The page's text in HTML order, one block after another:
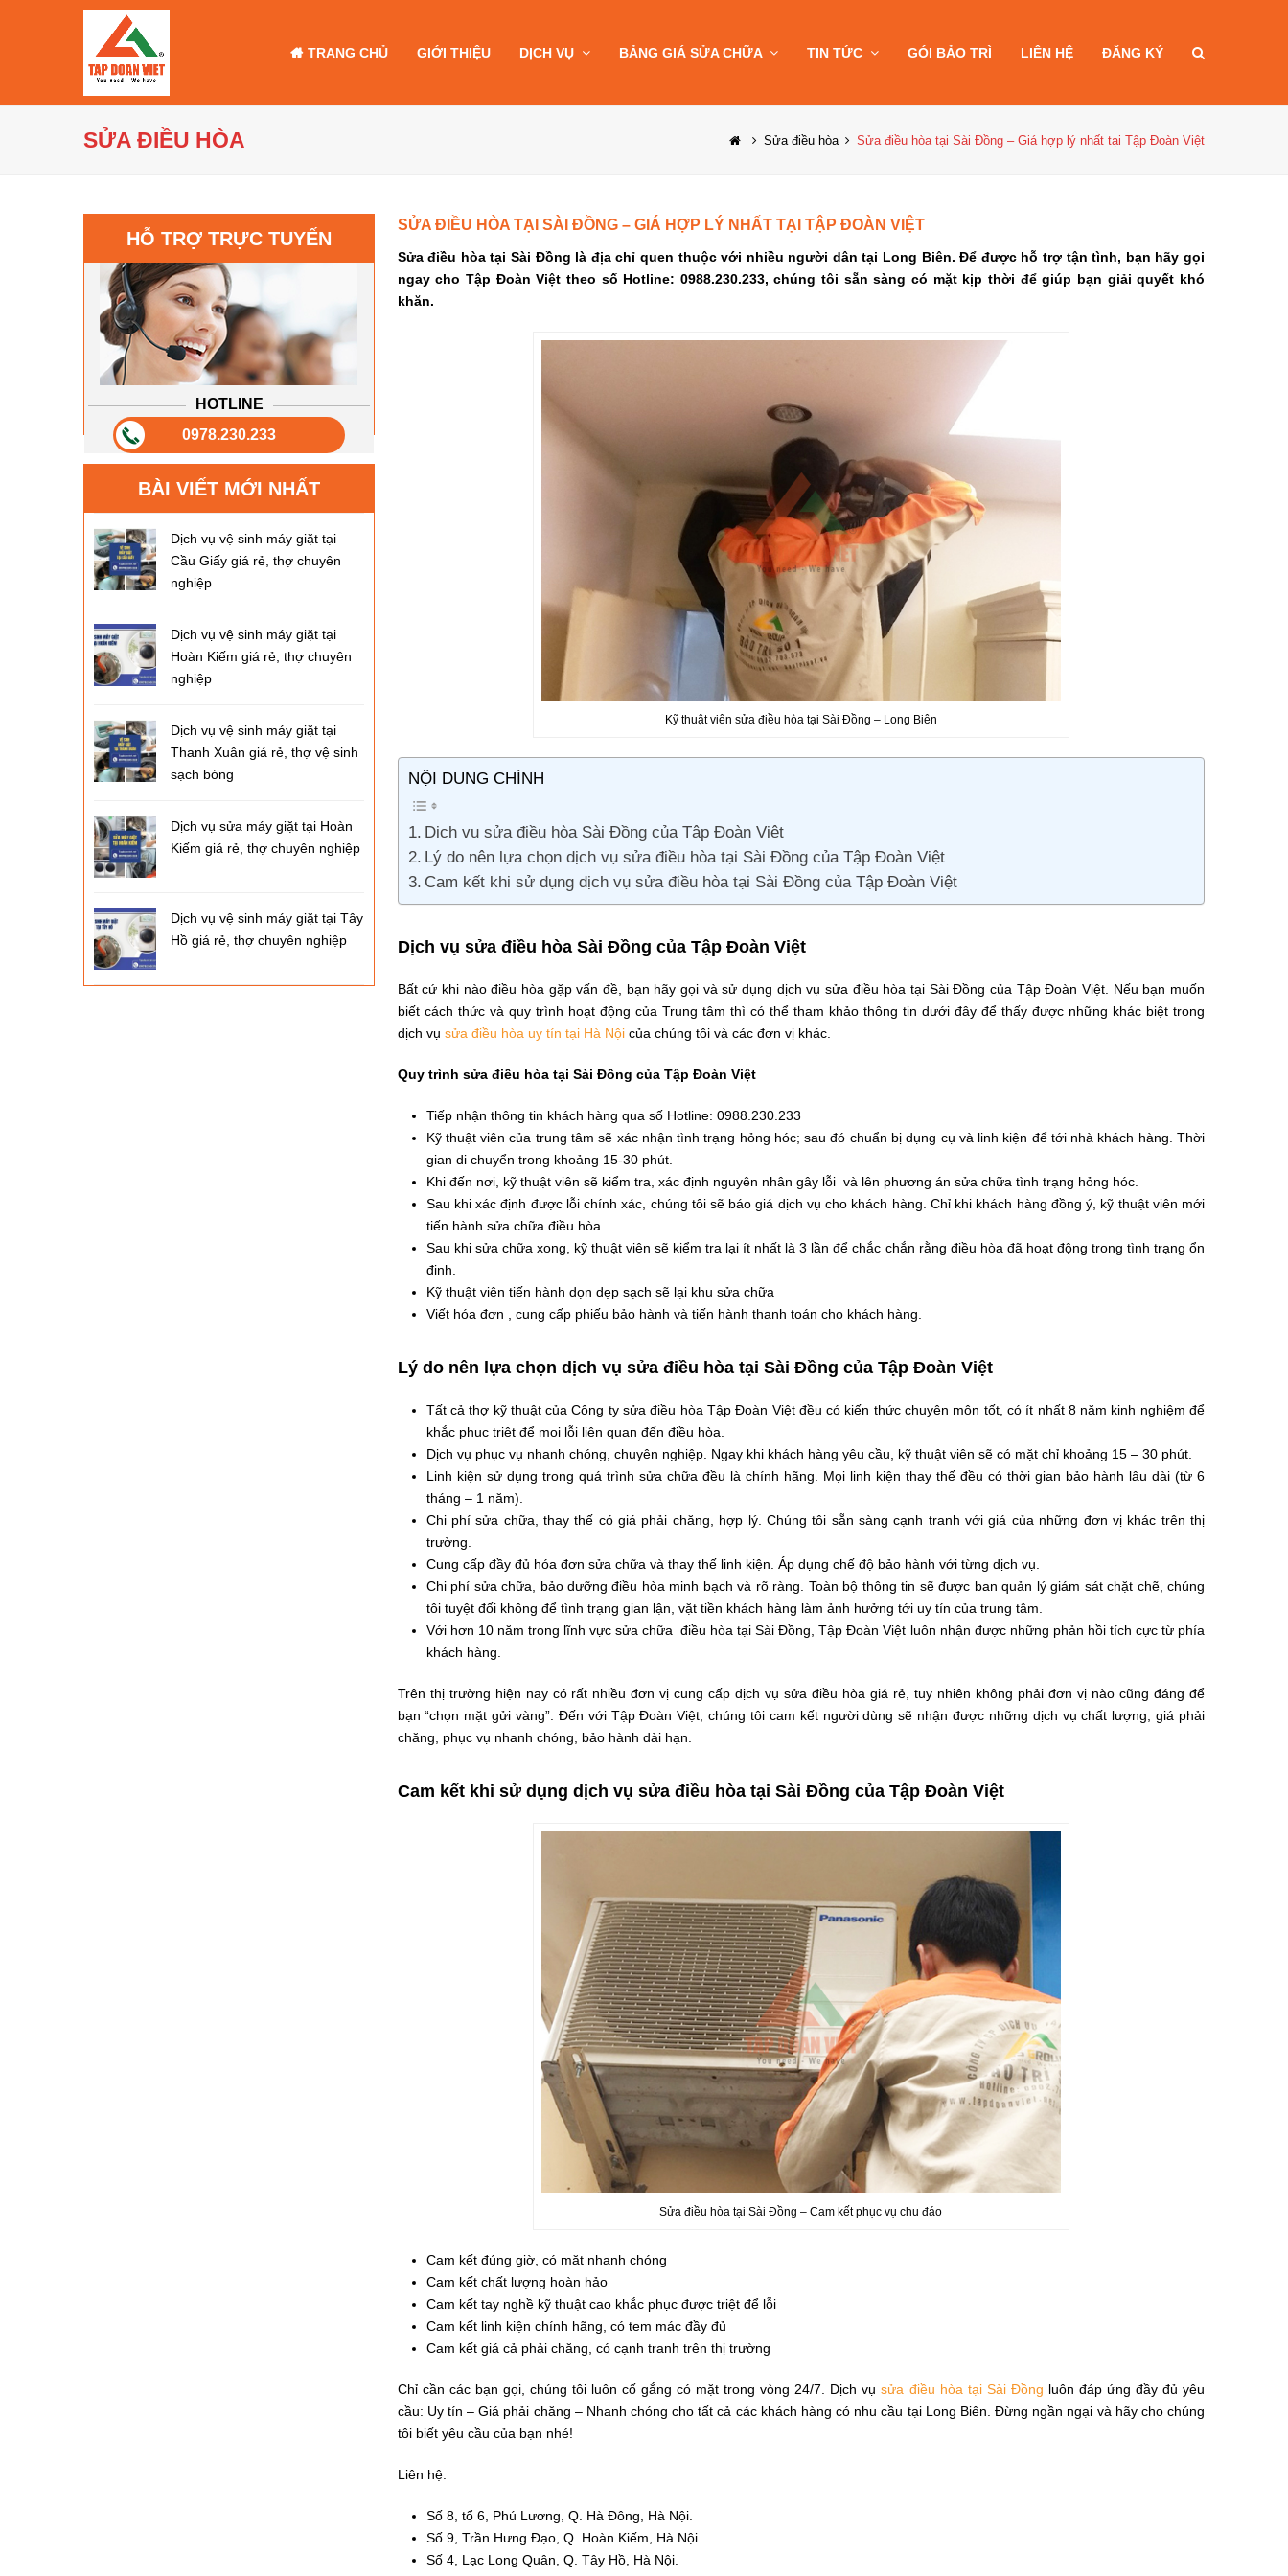
TRANG CHỦ GIỚI THIỆU DỊCH VỤ BẢNG GIÁ SỬA CHỮA TIN TỨC GÓI BẢO TRÌ LIÊN HỆ ĐĂNG KÝ
SỬA ĐIỀU HÒA Sửa điều hòa Sửa điều hòa tại Sài Đồng – Giá hợp lý nhất tại Tập Đoàn Việt
SỬA ĐIỀU HÒA TẠI SÀI ĐỒNG – GIÁ HỢP LÝ NHẤT TẠI TẬP ĐOÀN VIỆT
Sửa điều hòa tại Sài Đồng là địa chỉ quen thuộc với nhiều người dân tại Long Biên. Để được hỗ trợ tận tình, bạn hãy gọi
ngay cho Tập Đoàn Việt theo số Hotline: 0988.230.233, chúng tôi sẵn sàng có mặt kịp thời để giúp bạn giải quyết khó
khăn.
Kỹ thuật viên sửa điều hòa tại Sài Đồng – Long Biên
NỘI DUNG CHÍNH
Dịch vụ sửa điều hòa Sài Đồng của Tập Đoàn Việt
Lý do nên lựa chọn dịch vụ sửa điều hòa tại Sài Đồng của Tập Đoàn Việt
Cam kết khi sử dụng dịch vụ sửa điều hòa tại Sài Đồng của Tập Đoàn Việt
Dịch vụ sửa điều hòa Sài Đồng của Tập Đoàn Việt
Bất cứ khi nào điều hòa gặp vấn đề, bạn hãy gọi và sử dụng dịch vụ sửa điều hòa tại Sài Đồng của Tập Đoàn Việt. Nếu bạn muốn
biết cách thức và quy trình hoạt động của Trung tâm thì có thể tham khảo thông tin dưới đây để thấy được những khác biệt trong
dịch vụ sửa điều hòa uy tín tại Hà Nộicủa chúng tôi và các đơn vị khác.
Quy trình sửa điều hòa tại Sài Đồng của Tập Đoàn Việt
Tiếp nhận thông tin khách hàng qua số Hotline: 0988.230.233
Kỹ thuật viên của trung tâm sẽ xác nhận tình trạng hỏng hóc; sau đó chuẩn bị dụng cụ và linh kiện để tới nhà khách hàng. Thời
gian di chuyển trong khoảng 15-30 phút.
Khi đến nơi, kỹ thuật viên sẽ kiểm tra, xác định nguyên nhân gây lỗi và lên phương án sửa chữa tình trạng hỏng hóc.
Sau khi xác định được lỗi chính xác, chúng tôi sẽ báo giá dịch vụ cho khách hàng. Chỉ khi khách hàng đồng ý, kỹ thuật viên mới
tiến hành sửa chữa điều hòa.
Sau khi sửa chữa xong, kỹ thuật viên sẽ kiểm tra lại ít nhất là 3 lần để chắc chắn rằng điều hòa đã hoạt động trong tình trạng ổn
định.
Kỹ thuật viên tiến hành dọn dẹp sạch sẽ lại khu sửa chữa
Viết hóa đơn , cung cấp phiếu bảo hành và tiến hành thanh toán cho khách hàng.
Lý do nên lựa chọn dịch vụ sửa điều hòa tại Sài Đồng của Tập Đoàn Việt
Tất cả thợ kỹ thuật của Công ty sửa điều hòa Tập Đoàn Việt đều có kiến thức chuyên môn tốt, có ít nhất 8 năm kinh nghiệm để
khắc phục triệt để mọi lỗi liên quan đến điều hòa.
Dịch vụ phục vụ nhanh chóng, chuyên nghiệp. Ngay khi khách hàng yêu cầu, kỹ thuật viên sẽ có mặt chỉ khoảng 15 – 30 phút.
Linh kiện sử dụng trong quá trình sửa chữa đều là chính hãng. Mọi linh kiện thay thế đều có thời gian bảo hành lâu dài (từ 6
tháng – 1 năm).
Chi phí sửa chữa, thay thế có giá phải chăng, hợp lý. Chúng tôi sẵn sàng cạnh tranh với giá của những đơn vị khác trên thị
trường.
Cung cấp đầy đủ hóa đơn sửa chữa và thay thế linh kiện. Áp dụng chế độ bảo hành với từng dịch vụ.
Chi phí sửa chữa, bảo dưỡng điều hòa minh bạch và rõ ràng. Toàn bộ thông tin sẽ được ban quản lý giám sát chặt chẽ, chúng
tôi tuyệt đối không để tình trạng gian lận, vặt tiền khách hàng làm ảnh hưởng tới uy tín của trung tâm.
Với hơn 10 năm trong lĩnh vực sửa chữa điều hòa tại Sài Đồng, Tập Đoàn Việt luôn nhận được những phản hồi tích cực từ phía
khách hàng.
Trên thị trường hiện nay có rất nhiều đơn vị cung cấp dịch vụ sửa điều hòa giá rẻ, tuy nhiên không phải đơn vị nào cũng đáng để
bạn “chọn mặt gửi vàng”. Đến với Tập Đoàn Việt, chúng tôi cam kết người dùng sẽ nhận được những dịch vụ chất lượng, giá phải
chăng, phục vụ nhanh chóng, bảo hành dài hạn.
Cam kết khi sử dụng dịch vụ sửa điều hòa tại Sài Đồng của Tập Đoàn Việt
Sửa điều hòa tại Sài Đồng – Cam kết phục vụ chu đáo
Cam kết đúng giờ, có mặt nhanh chóng
Cam kết chất lượng hoàn hảo
Cam kết tay nghề kỹ thuật cao khắc phục được triệt để lỗi
Cam kết linh kiện chính hãng, có tem mác đầy đủ
Cam kết giá cả phải chăng, có cạnh tranh trên thị trường
Chỉ cần các bạn gọi, chúng tôi luôn cố gắng có mặt trong vòng 24/7. Dịch vụsửa điều hòa tại Sài Đồng luôn đáp ứng đầy đủ yêu
cầu: Uy tín – Giá phải chăng – Nhanh chóng cho tất cả các khách hàng có nhu cầu tại Long Biên. Đừng ngần ngại và hãy cho chúng
tôi biết yêu cầu của bạn nhé!
Liên hệ:
Số 8, tổ 6, Phú Lương, Q. Hà Đông, Hà Nội.
Số 9, Trần Hưng Đạo, Q. Hoàn Kiếm, Hà Nội.
Số 4, Lạc Long Quân, Q. Tây Hồ, Hà Nội.
HỖ TRỢ TRỰC TUYẾN
HOTLINE
0978.230.233
BÀI VIẾT MỚI NHẤT
Dịch vụ vệ sinh máy giặt tại
Cầu Giấy giá rẻ, thợ chuyên
nghiệp
Dịch vụ vệ sinh máy giặt tại
Hoàn Kiếm giá rẻ, thợ chuyên
nghiệp
Dịch vụ vệ sinh máy giặt tại
Thanh Xuân giá rẻ, thợ vệ sinh
sạch bóng
Dịch vụ sửa máy giặt tại Hoàn
Kiếm giá rẻ, thợ chuyên nghiệp
Dịch vụ vệ sinh máy giặt tại Tây
Hồ giá rẻ, thợ chuyên nghiệp